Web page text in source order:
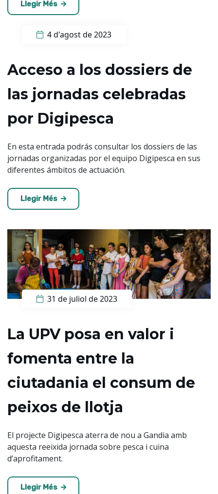
Llegir Més
4 d'agost de 2023
Acceso a los dossiers de
las jornadas celebradas
por Digipesca
En esta entrada podrás consultar los dossiers de las
jornadas organizadas por el equipo Digipesca en sus
diferentes ámbitos de actuación.
Llegir Més
31 de juliol de 2023
La UPV posa en valor i
fomenta entre la
ciutadania el consum de
peixos de llotja
El projecte Digipesca aterra de nou a Gandia amb
aquesta reeixida jornada sobre pesca i cuina
d’aprofitament.
Llegir Més